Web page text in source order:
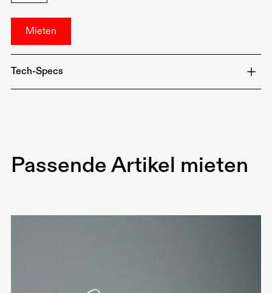
Tech-Specs
Passende Artikel mieten